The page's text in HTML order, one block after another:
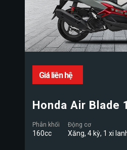
Giá liên hệ
Honda Air Blade
Phân khối
160cc
Động cơ
Xăng, 4 kỳ, 1 xi